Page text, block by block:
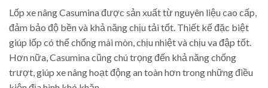
Lốp xe nâng Casumina được sản xuất từ nguyên liệu cao cấp,
đảm bảo độ bền và khả năng chịu tải tốt. Thiết kế đặc biệt
giúp lốp có thể chống mài mòn, chịu nhiệt và chịu va đập tốt.
Hơn nữa, Casumina cũng chú trọng đến khả năng chống
trượt, giúp xe nâng hoạt động an toàn hơn trong những điều